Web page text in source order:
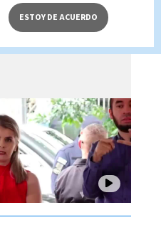
niega ser
de
ESTOY DE ACUERDO